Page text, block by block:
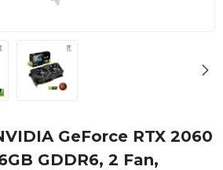
GeForce RTX 2060
GDDR6, 2 Fan,